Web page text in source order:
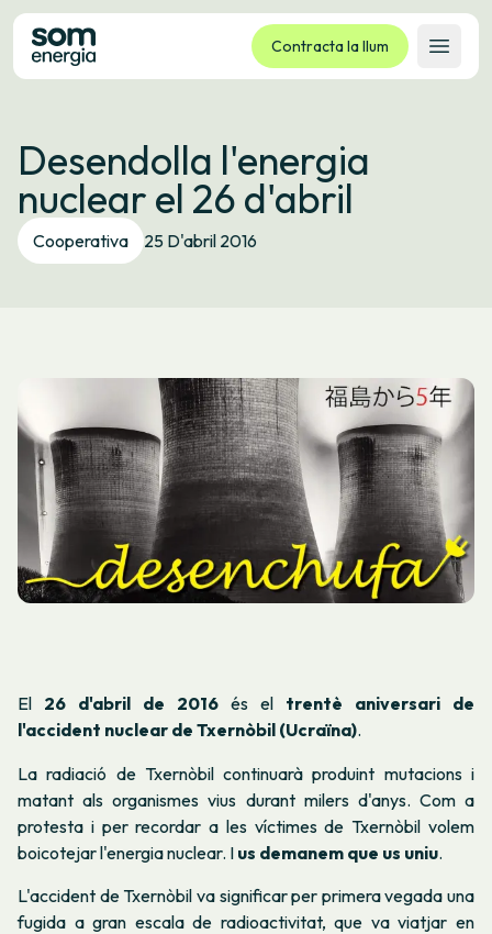
Contracta la llum
Obrir
Tarifes
Serveis
Empreses
La cooperativa
GL EU
Desendolla l'energia
nuclear el 26 d'abril
Cooperativa 25 D'abril 2016
El 26 d'abril de 2016 és el trentè aniversari de
l'accident nuclear de Txernòbil (Ucraïna).
La radiació de Txernòbil continuarà produint mutacions i
matant als organismes vius durant milers d'anys. Com a
protesta i per recordar a les víctimes de Txernòbil volem
boicotejar l'energia nuclear. I us demanem que us uniu.
L'accident de Txernòbil va significar per primera vegada una
fugida a gran escala de radioactivitat, que va viatjar en